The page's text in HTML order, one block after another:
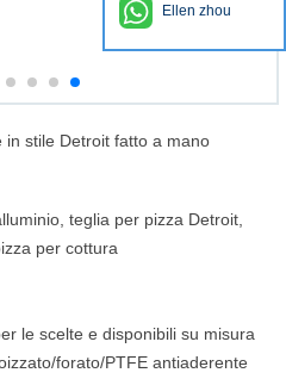
in stile Detroit fatto a mano
teglia per pizza Detroit,
per cottura
le scelte e disponibili su misura
forato/PTFE antiaderente
Ellen zhou